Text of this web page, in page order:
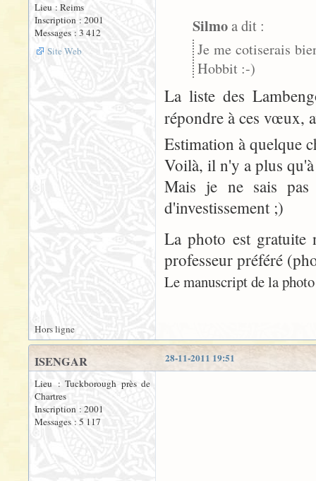
Lieu : Reims
Inscription : 2001
Messages : 3 412
Site Web
Silmoa dit :
Je me cotiserais
Hobbit :-)
La liste des
répondre à ces vœux,
Estimation à quelque
Voilà, il n'y a plus
Mais je ne sais
d'investissement ;)
La photo est gratuite
professeur préféré
Le manuscript de la
Hors ligne
28-11-2011 19:51
ISENGAR
Lieu : Tuckborough près de
Chartres
Inscription : 2001
Messages : 5 117